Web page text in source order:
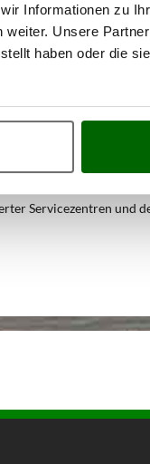
Informationen zu
Unsere
haben oder die
zum
finden
Servicezentren